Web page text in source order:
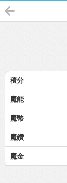
積分
魔能
魔幣
魔鑽
魔金